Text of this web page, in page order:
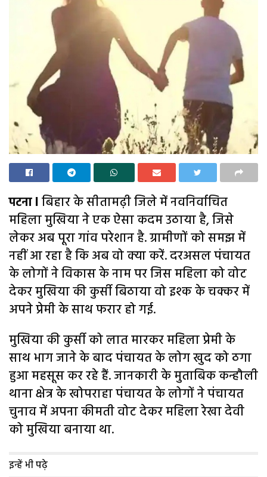
पटना lबिहार के सीतामढ़ी जिले में नवनिर्वाचित
महिला मुखिया ने एक ऐसा कदम उठाया है, जिसे
लेकर अब पूरा गांव परेशान है. ग्रामीणों को समझ में
नहीं आ रहा है कि अब वो क्या करें. दरअसल पंचायत
के लोगों ने विकास के नाम पर जिस महिला को वोट
देकर मुखिया की कुर्सी बिठाया वो इश्क के चक्कर में
अपने प्रेमी के साथ फरार हो गई.
मुखिया की कुर्सी को लात मारकर महिला प्रेमी के
साथ भाग जाने के बाद पंचायत के लोग खुद को ठगा
हुआ महसूस कर रहे हैं. जानकारी के मुताबिक कन्हौली
थाना क्षेत्र के खोपराहा पंचायत के लोगों ने पंचायत
चुनाव में अपना कीमती वोट देकर महिला रेखा देवी
को मुखिया बनाया था.
इन्हें भी पढ़े